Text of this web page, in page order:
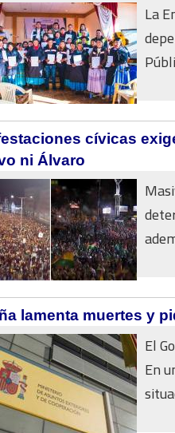
La
cívicas
ni Álvaro
lamenta muertes y
El
En